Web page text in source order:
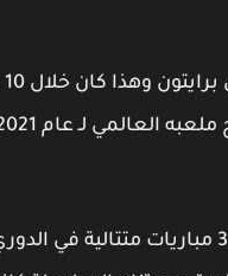
هذا ويخشى نادي مانشستر سيتي خسارة 3